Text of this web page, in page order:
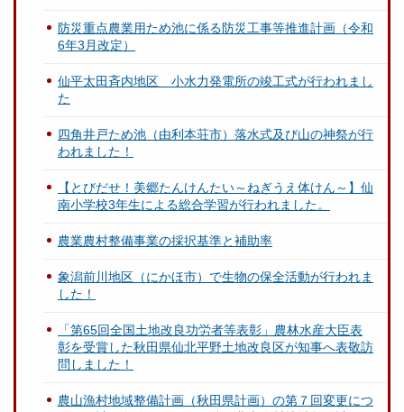
防災重点農業用ため池に係る防災工事等推進計画（令和
6年3月改定）
仙平太田斉内地区 小水力発電所の竣工式が行われまし
た
四角井戸ため池（由利本荘市）落水式及び山の神祭が行
われました！
【とびだせ！美郷たんけんたい～ねぎうえ体けん～】仙
南小学校3年生による総合学習が行われました。
農業農村整備事業の採択基準と補助率
象潟前川地区（にかほ市）で生物の保全活動が行われま
した！
「第65回全国土地改良功労者等表彰」農林水産大臣表
彰を受賞した秋田県仙北平野土地改良区が知事へ表敬訪
問しました！
農山漁村地域整備計画（秋田県計画）の第７回変更につ